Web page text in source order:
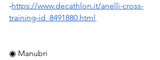
-https://www.decathlon.it/anelli-cross-
training-id_8491880.html
◉ Manubri